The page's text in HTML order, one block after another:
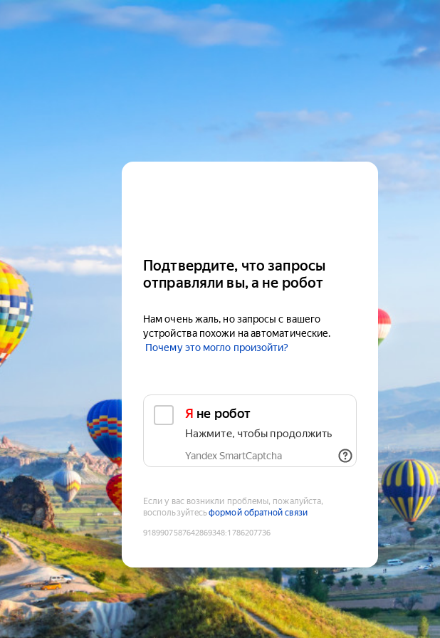
Подтвердите, что запросы
отправляли вы, а не робот
Нам очень жаль, но запросы с вашего
устройства похожи на автоматические.
Почему это могло произойти?
Я не робот
Нажмите, чтобы продолжить
Yandex SmartCaptcha
Если у вас возникли проблемы, пожалуйста,
воспользуйтесьформой обратной связи
9189907587642869348:1786207736